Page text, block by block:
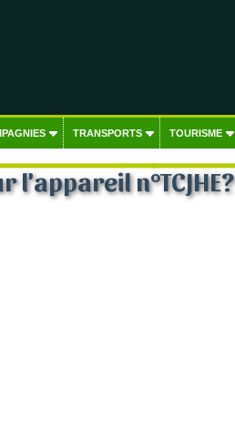
TRANSPORTS TOURISME
n°TCJHE?